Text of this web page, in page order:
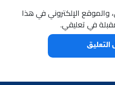
والموقع الإلكتروني في هذا
في تعليقي.